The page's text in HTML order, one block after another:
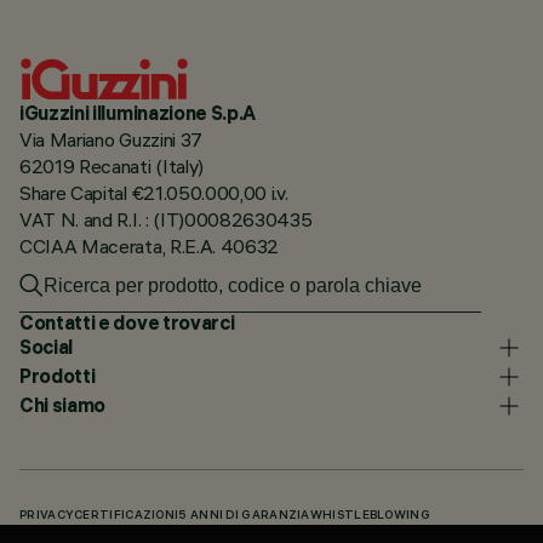
iGuzzini illuminazione S.p.A
Via Mariano Guzzini 37
62019 Recanati (Italy)
Share Capital €21.050.000,00 i.v.
VAT N. and R.I. : (IT)00082630435
CCIAA Macerata, R.E.A. 40632
Contatti e dove trovarci
Social
Prodotti
Chi siamo
PRIVACY CERTIFICAZIONI 5 ANNI DI GARANZIAWHISTLEBLOWING